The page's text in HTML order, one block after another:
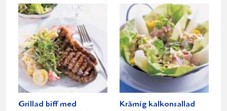
Grillad biff med
Krämig kalkonsallad